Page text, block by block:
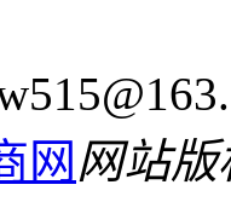
网 网站版